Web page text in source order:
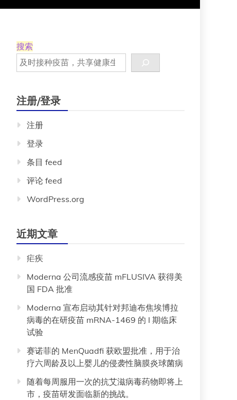
搜索
注册/登录
注册
登录
条目 feed
评论 feed
WordPress.org
近期文章
疟疾
Moderna 公司流感疫苗 mFLUSIVA 获得美
国 FDA 批准
Moderna 宣布启动其针对邦迪布焦埃博拉
病毒的在研疫苗 mRNA-1469 的 I 期临床
试验
赛诺菲的 MenQuadfi 获欧盟批准，用于治
疗六周龄及以上婴儿的侵袭性脑膜炎球菌病
随着每周服用一次的抗艾滋病毒药物即将上
市，疫苗研发面临新的挑战。